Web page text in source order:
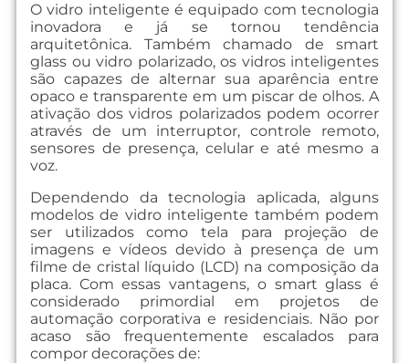
O vidro inteligente é equipado com tecnologia
inovadora e já se tornou tendência
arquitetônica. Também chamado de smart
glass ou vidro polarizado, os vidros inteligentes
são capazes de alternar sua aparência entre
opaco e transparente em um piscar de olhos. A
ativação dos vidros polarizados podem ocorrer
através de um interruptor, controle remoto,
sensores de presença, celular e até mesmo a
voz.
Dependendo da tecnologia aplicada, alguns
modelos de vidro inteligente também podem
ser utilizados como tela para projeção de
imagens e vídeos devido à presença de um
filme de cristal líquido (LCD) na composição da
placa. Com essas vantagens, o smart glass é
considerado primordial em projetos de
automação corporativa e residenciais. Não por
acaso são frequentemente escalados para
compor decorações de: